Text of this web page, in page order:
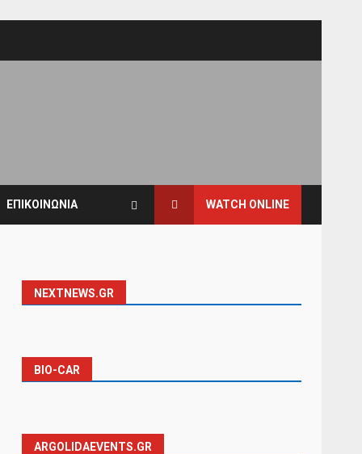
ΕΠΙΚΟΙΝΩΝΙΑ WATCH ONLINE
NEXTNEWS.GR
BIO-CAR
ARGOLIDAEVENTS.GR